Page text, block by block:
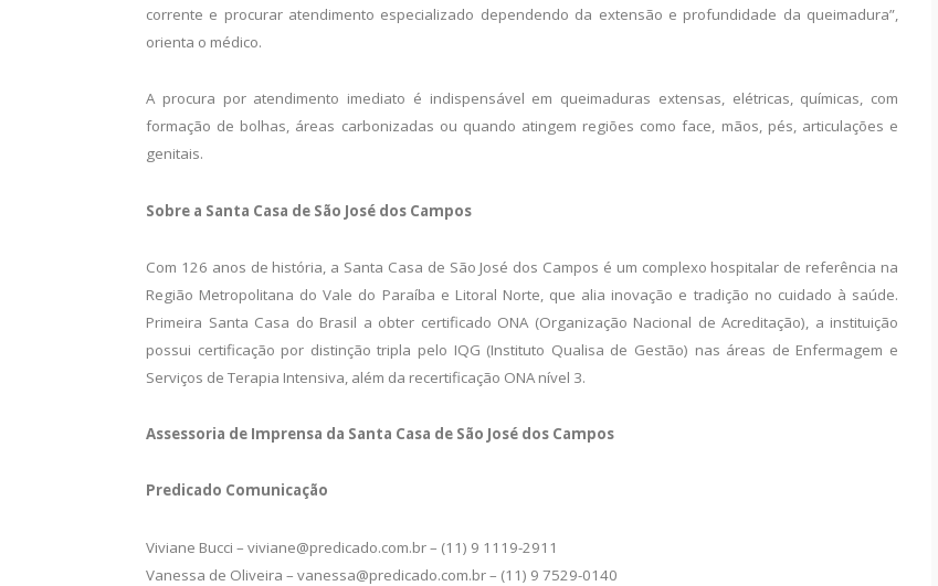
corrente e procurar atendimento especializado dependendo da extensão e profundidade da queimadura”,
orienta o médico.
A procura por atendimento imediato é indispensável em queimaduras extensas, elétricas, químicas, com
formação de bolhas, áreas carbonizadas ou quando atingem regiões como face, mãos, pés, articulações e
genitais.
Sobre a Santa Casa de São José dos Campos
Com 126 anos de história, a Santa Casa de São José dos Campos é um complexo hospitalar de referência na
Região Metropolitana do Vale do Paraíba e Litoral Norte, que alia inovação e tradição no cuidado à saúde.
Primeira Santa Casa do Brasil a obter certificado ONA (Organização Nacional de Acreditação), a instituição
possui certificação por distinção tripla pelo IQG (Instituto Qualisa de Gestão) nas áreas de Enfermagem e
Serviços de Terapia Intensiva, além da recertificação ONA nível 3.
Assessoria de Imprensa da Santa Casa de São José dos Campos
Predicado Comunicação
Viviane Bucci – viviane@predicado.com.br – (11) 9 1119-2911
Vanessa de Oliveira – vanessa@predicado.com.br – (11) 9 7529-0140